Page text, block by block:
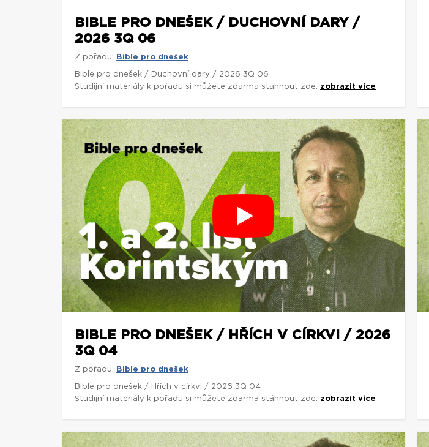
BIBLE PRO DNEŠEK / DUCHOVNÍ DARY /
2026 3Q 06
Z pořadu: Bible pro dnešek
Bible pro dnešek / Duchovní dary / 2026 3Q 06
Studijní materiály k pořadu si můžete zdarma stáhnout zde: zobrazit více
BIBLE PRO DNEŠEK / HŘÍCH V CÍRKVI / 2026
3Q 04
Z pořadu: Bible pro dnešek
Bible pro dnešek / Hřích v církvi / 2026 3Q 04
Studijní materiály k pořadu si můžete zdarma stáhnout zde: zobrazit více